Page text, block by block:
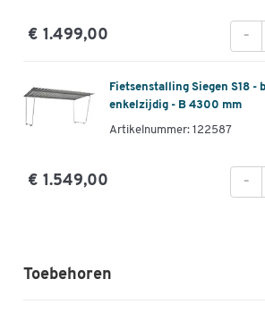
€ 1.499,00 -
Fietsenstalling Siegen S18 -
enkelzijdig - B 4300 mm
Artikelnummer: 122587
€ 1.549,00 -
Toebehoren